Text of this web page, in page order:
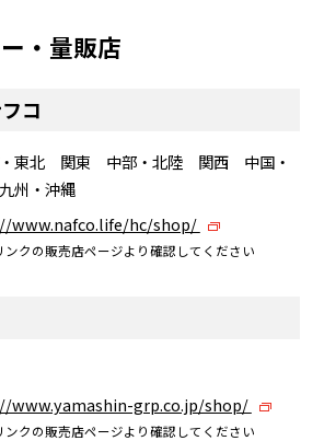
・量販店
コ
・東北 関東 中部・北陸 関西 中国・
州・沖縄
www.nafco.life/hc/shop/
ンクの販売店ページより確認してください
www.yamashin-grp.co.jp/shop/
ンクの販売店ページより確認してください